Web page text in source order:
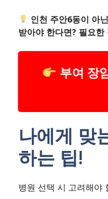
인천 주안6동이 아
받아야 한다면? 필요
부여 장
나에게 맞
하는 팁!
병원 선택 시 고려해야